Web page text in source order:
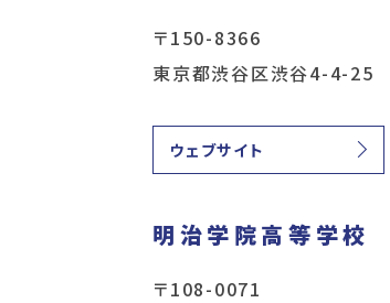
〒150-8366
東京都渋谷区渋谷4-4-25
ウェブサイト
明治学院高等学校
〒108-0071